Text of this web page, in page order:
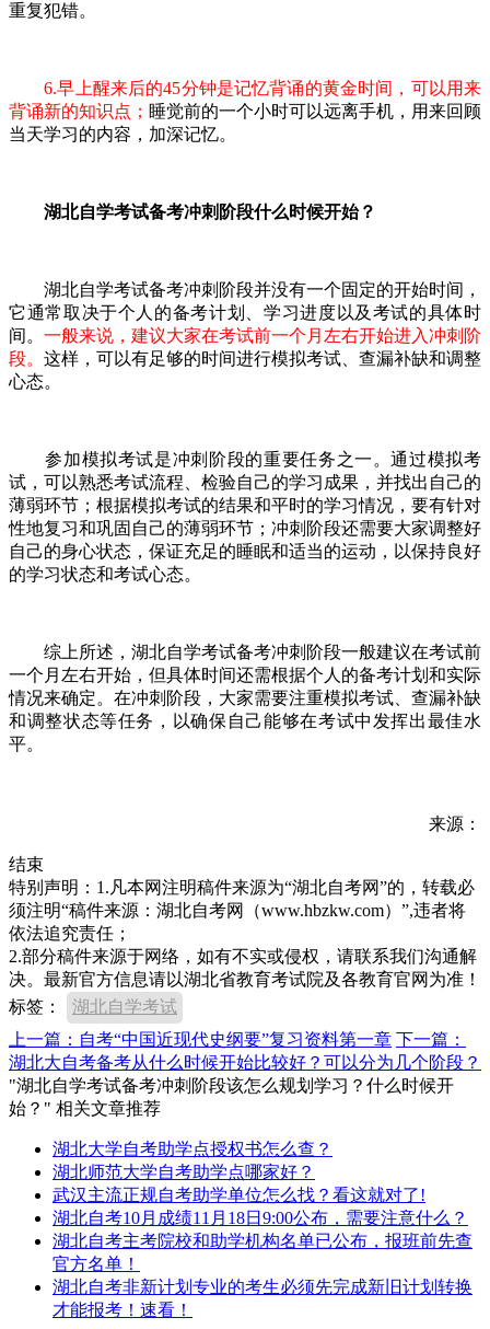
重复犯错。
6.早上醒来后的45分钟是记忆背诵的黄金时间，可以用来
背诵新的知识点； 睡觉前的一个小时可以远离手机，用来回顾
当天学习的内容，加深记忆。
湖北自学考试备考冲刺阶段什么时候开始？
湖北自学考试备考冲刺阶段并没有一个固定的开始时间，
它通常取决于个人的备考计划、学习进度以及考试的具体时
间。 一般来说，建议大家在考试前一个月左右开始进入冲刺阶
段。 这样，可以有足够的时间进行模拟考试、查漏补缺和调整
心态。
参加模拟考试是冲刺阶段的重要任务之一。通过模拟考
试，可以熟悉考试流程、检验自己的学习成果，并找出自己的
薄弱环节；根据模拟考试的结果和平时的学习情况，要有针对
性地复习和巩固自己的薄弱环节；冲刺阶段还需要大家调整好
自己的身心状态，保证充足的睡眠和适当的运动，以保持良好
的学习状态和考试心态。
综上所述，湖北自学考试备考冲刺阶段一般建议在考试前
一个月左右开始，但具体时间还需根据个人的备考计划和实际
情况来确定。在冲刺阶段，大家需要注重模拟考试、查漏补缺
和调整状态等任务，以确保自己能够在考试中发挥出最佳水
平。
来源：
结束
特别声明：1.凡本网注明稿件来源为“湖北自考网”的，转载必
须注明“稿件来源：湖北自考网（www.hbzkw.com）”,违者将
依法追究责任；
2.部分稿件来源于网络，如有不实或侵权，请联系我们沟通解
决。最新官方信息请以湖北省教育考试院及各教育官网为准！
标签：
湖北自学考试
上一篇：自考“中国近现代史纲要”复习资料第一章 下一篇：
湖北大自考备考从什么时候开始比较好？可以分为几个阶段？
"湖北自学考试备考冲刺阶段该怎么规划学习？什么时候开
始？" 相关文章推荐
湖北大学自考助学点授权书怎么查？
湖北师范大学自考助学点哪家好？
武汉主流正规自考助学单位怎么找？看这就对了!
湖北自考10月成绩11月18日9:00公布，需要注意什么？
湖北自考主考院校和助学机构名单已公布，报班前先查
官方名单！
湖北自考非新计划专业的考生必须先完成新旧计划转换
才能报考！速看！